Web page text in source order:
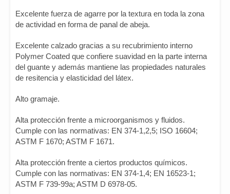
Excelente fuerza de agarre por la textura en toda la zona
de actividad en forma de panal de abeja.
Excelente calzado gracias a su recubrimiento interno
Polymer Coated que confiere suavidad en la parte interna
del guante y además mantiene las propiedades naturales
de resitencia y elasticidad del látex.
Alto gramaje.
Alta protección frente a microorganismos y fluidos.
Cumple con las normativas: EN 374-1,2,5; ISO 16604;
ASTM F 1670; ASTM F 1671.
Alta protección frente a ciertos productos químicos.
Cumple con las normativas: EN 374-1,4; EN 16523-1;
ASTM F 739-99a; ASTM D 6978-05.